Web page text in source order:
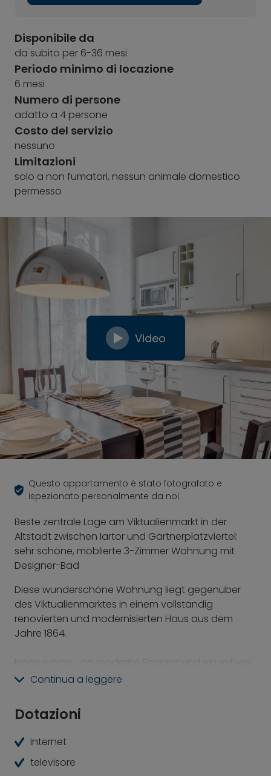
Disponibile da
da subito per 6-36 mesi
Periodo minimo di locazione
6 mesi
Numero di persone
adatto a 4 persone
Costo del servizio
nessuno
Limitazioni
solo a non fumatori, nessun animale domestico
permesso
Video
Questo appartamento è stato fotografato e
ispezionato personalmente da noi.
Beste zentrale Lage am Viktualienmarkt in der
Altstadt zwischen Iartor und Gärtnerplatzviertel:
sehr schöne, möblierte 3-Zimmer Wohnung mit
Designer-Bad
Diese wunderschöne Wohnung liegt gegenüber
des Viktualienmarktes in einem vollständig
renovierten und modernisierten Haus aus dem
Jahre 1864.
Liebe zum Detail renoviertes Haus, vor der Tür das
Wohnerlebnis!
Mbit/s und upload bis 6 Mbit/s), mit WLAN
Zwei große Schlafzimmer, jeweils mit großem
Continua a leggere
Dotazioni
internet
televisore